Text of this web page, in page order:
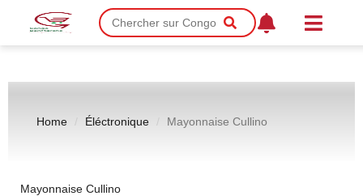
Home Éléctronique Mayonnaise Cullino
Mayonnaise Cullino